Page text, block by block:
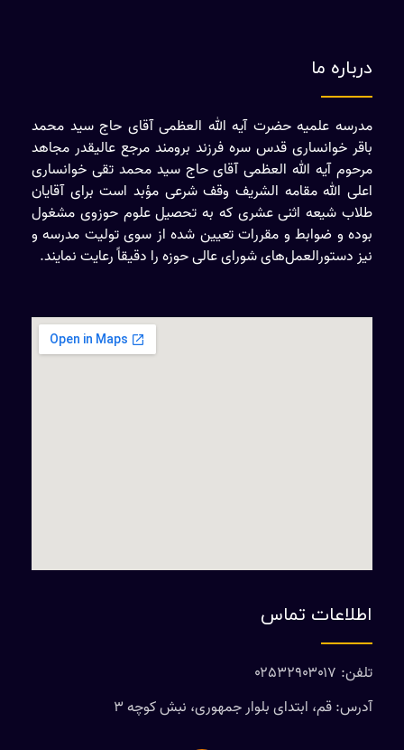
درباره ما
مدرسه علمیه حضرت آیه الله العظمی آقای حاج سید محمد
باقر خوانساری قدس سره فرزند برومند مرجع عالیقدر مجاهد
مرحوم آیه الله العظمی آقای حاج سید محمد تقی خوانساری
اعلی الله مقامه الشریف وقف شرعی مؤبد است برای آقایان
طلاب شیعه اثنی عشری که به تحصیل علوم حوزوی مشغول
بوده و ضوابط و مقررات تعیین شده از سوی تولیت مدرسه و
نیز دستورالعمل‌های شورای عالی حوزه را دقیقاً رعایت نمایند.
اطلاعات تماس
تلفن: ۰۲۵۳۲۹۰۳۰۱۷
آدرس: قم، ابتدای بلوار جمهوری، نبش کوچه ۳